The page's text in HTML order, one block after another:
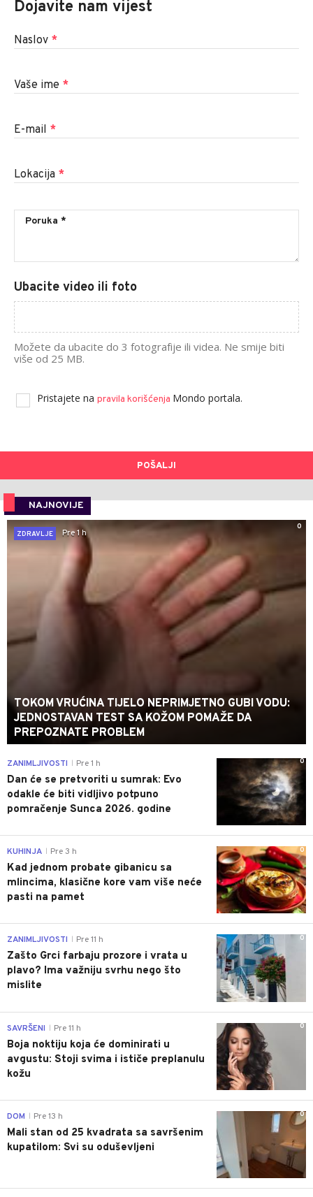
Dojavite nam vijest
Naslov *
Vaše ime *
E-mail *
Lokacija *
Ubacite video ili foto
Možete da ubacite do 3 fotografije ili videa. Ne smije biti
više od 25 MB.
Pristajete na pravila korišćenja Mondo portala.
POŠALJI
NAJNOVIJE
0
ZDRAVLJE
Pre 1 h
TOKOM VRUĆINA TIJELO NEPRIMJETNO GUBI VODU:
JEDNOSTAVAN TEST SA KOŽOM POMAŽE DA
PREPOZNATE PROBLEM
0
ZANIMLJIVOSTI Pre 1 h
Dan će se pretvoriti u sumrak: Evo
odakle će biti vidljivo potpuno
pomračenje Sunca 2026. godine
0
KUHINJA Pre 3 h
Kad jednom probate gibanicu sa
mlincima, klasične kore vam više neće
pasti na pamet
0
ZANIMLJIVOSTI Pre 11 h
Zašto Grci farbaju prozore i vrata u
plavo? Ima važniju svrhu nego što
mislite
0
SAVRŠENI Pre 11 h
Boja noktiju koja će dominirati u
avgustu: Stoji svima i ističe preplanulu
kožu
0
DOM Pre 13 h
Mali stan od 25 kvadrata sa savršenim
kupatilom: Svi su oduševljeni